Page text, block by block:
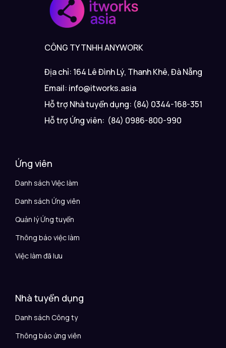
CÔNG TY TNHH ANYWORK
Địa chỉ: 164 Lê Đình Lý, Thanh Khê, Đà Nẵng
Email: info@itworks.asia
Hỗ trợ Nhà tuyển dụng: (84) 0344-168-351
Hỗ trợ Ứng viên: (84) 0986-800-990
Ứng viên
Danh sách Việc làm
Danh sách Ứng viên
Quản lý Ứng tuyển
Thông báo việc làm
Việc làm đã lưu
Nhà tuyển dụng
Danh sách Công ty
Thông báo ứng viên